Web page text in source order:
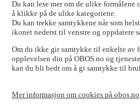
Skal du til OBOS-
OBOS-medlemmer,
Det går fint! Tilgangen til disse
Logg inn i nettbanken for
Signeringsportalen
Du kan lese mer om de ulike
å klikke på de ulike kategoriene.
Du kan trekke samtykkene når som
ikonet nederst til venstre og oppdatere
Om du ikke gir samtykke til enkelte av
opplevelsen din på OBOS.no og
kan du bli bedt om å gi samtykke til
Mer informasjon om cookies på obos.no